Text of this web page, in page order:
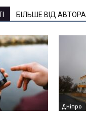
БІЛЬШЕ ВІД АВТОРА
Дніпро